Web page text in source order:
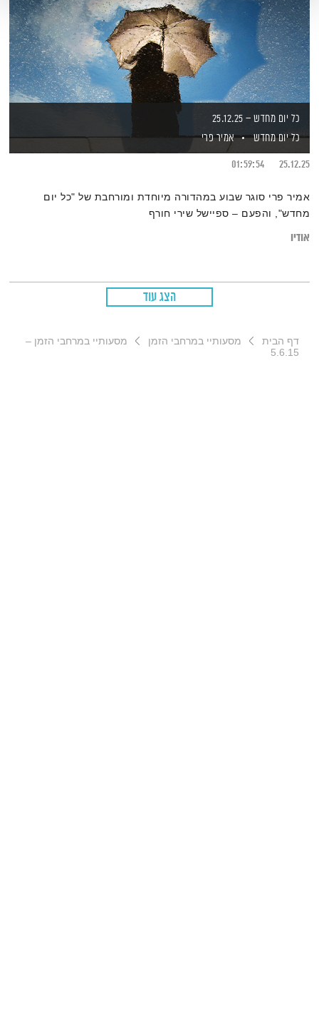
כל יום מחדש – 25.12.25
כל יום מחדש
אמיר פרי
25.12.25
01:59:54
אמיר פרי סוגר שבוע במהדורה מיוחדת ומורחבת של "כל יום
מחדש", והפעם – ספיישל שירי חורף
אודיו
הצג עוד
דף הבית מסעותיי במרחבי הזמן
מסעותיי במרחבי הזמן –
5.6.15